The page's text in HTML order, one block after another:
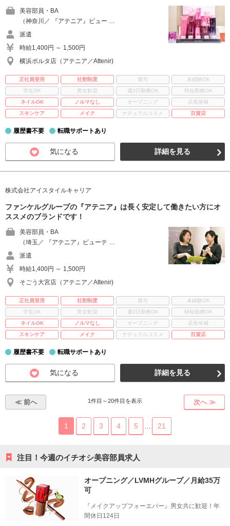
美容部員・BA
（神奈川／ 『アテニア』ビュー …
派遣
時給1,400円 ～ 1,500円
横浜ポルタ店（アテニア／Attenir)
正社員登用 社割制度 賞与
未経験OK
学生OK
男女歓迎 週3日勤務OK
時短勤務OK
ネイルOK
ノルマなし オープニング
店長候補
スキンケア
メイク ナチュラルコスメ 百貨店
履歴書不要 転職サポートあり
気になる 詳細を見る
株式会社アイスタイルキャリア
ファンケルグループの『アテニア』は長く安定して働きたい方にオ
ススメのブランドです！
美容部員・BA
（埼玉／ 『アテニア』ビューテ …
派遣
時給1,400円 ～ 1,500円
そごう大宮店（アテニア／Attenir)
正社員登用 社割制度 賞与
未経験OK
学生OK
男女歓迎 週3日勤務OK
時短勤務OK
ネイルOK
ノルマなし オープニング
店長候補
スキンケア
メイク ナチュラルコスメ 百貨店
履歴書不要 転職サポートあり
気になる 詳細を見る
≪ 前へ 1件目～20件目を表示 次へ ≫
1 2 3 4 5 … 21
注目！今週のイチオシ美容部員求人
オープニング／LVMHグループ／月給35万
可
『メイクアップフォーエバー』男女共に歓迎！年
間休日124日